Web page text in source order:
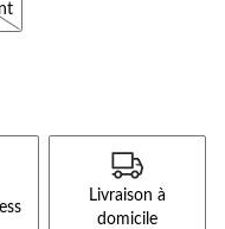
Livraison à
domicile